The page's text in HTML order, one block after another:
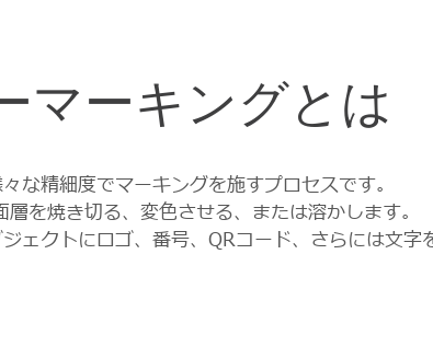
マーキングとは
な精細度でマーキングを施すプロセスです。
を焼き切る、変色させる、または溶かします。
ェクトにロゴ、番号、QRコード、さらには文字